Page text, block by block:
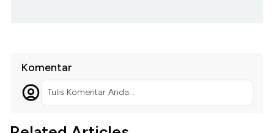
Komentar
Tulis Komentar Anda...